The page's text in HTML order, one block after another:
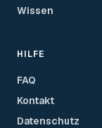
Wissen
HILFE
FAQ
Kontakt
Datenschutz